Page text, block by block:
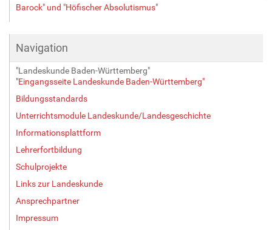
Barock" und "Höfischer Absolutismus"
Navigation
"Landeskunde Baden-Württemberg"
"Eingangsseite Landeskunde Baden-Württemberg"
Bildungsstandards
Unterrichtsmodule Landeskunde/Landesgeschichte
Informationsplattform
Lehrerfortbildung
Schulprojekte
Links zur Landeskunde
Ansprechpartner
Impressum